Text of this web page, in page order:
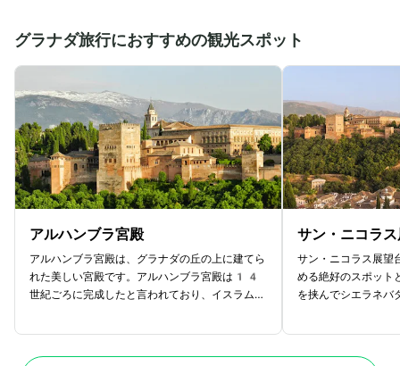
グラナダ旅行におすすめの観光スポット
アルハンブラ宮殿
アルハンブラ宮殿は、グラナダの丘の上に建てら
れた美しい宮殿です。アルハンブラ宮殿は14
世紀ごろに完成したと言われており、イスラム王
サン・ニコラ
サン・ニコラス展望
める絶好のスポット
を挟んでシエラネバ